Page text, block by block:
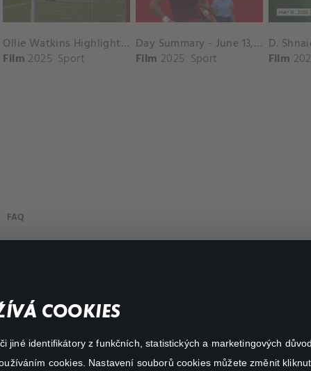
COOKIES
jiné identifikátory z funkčních, statistických a marketingových
cookies. Nastavení souborů cookies můžete změnit
Ollie Watkins Highlights vs. Southampton
Film 2025 Sport
Day Summary - June 13, 2025
Film 2025 Sport
Film
FAQ